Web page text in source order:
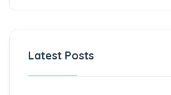
Latest Posts